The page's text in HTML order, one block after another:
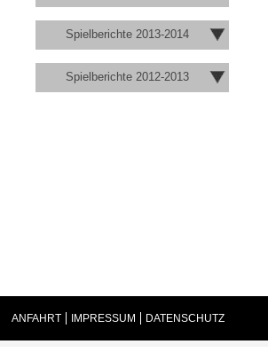
Spielberichte 2013-2014
Spielberichte 2012-2013
ANFAHRT IMPRESSUM DATENSCHUTZ